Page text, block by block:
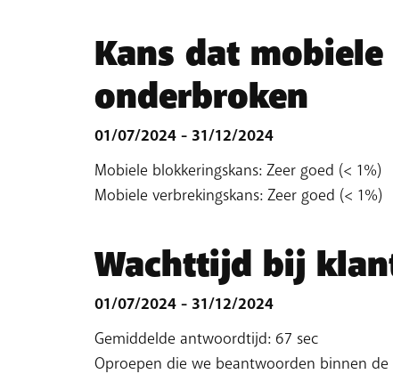
Kans dat
onderbroken
01/07/2024 - 31/12/2024
Mobiele blokkeringskans: Zeer goed (< 1%)
Mobiele verbrekingskans: Zeer goed (< 1%)
Wachttijd bij
01/07/2024 - 31/12/2024
Gemiddelde antwoordtijd: 67 sec
Oproepen die we beantwoorden binnen de